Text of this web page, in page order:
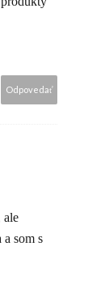
Odpovedať
ale
a som s